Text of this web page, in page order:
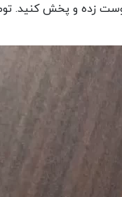
پوست زده و پخش